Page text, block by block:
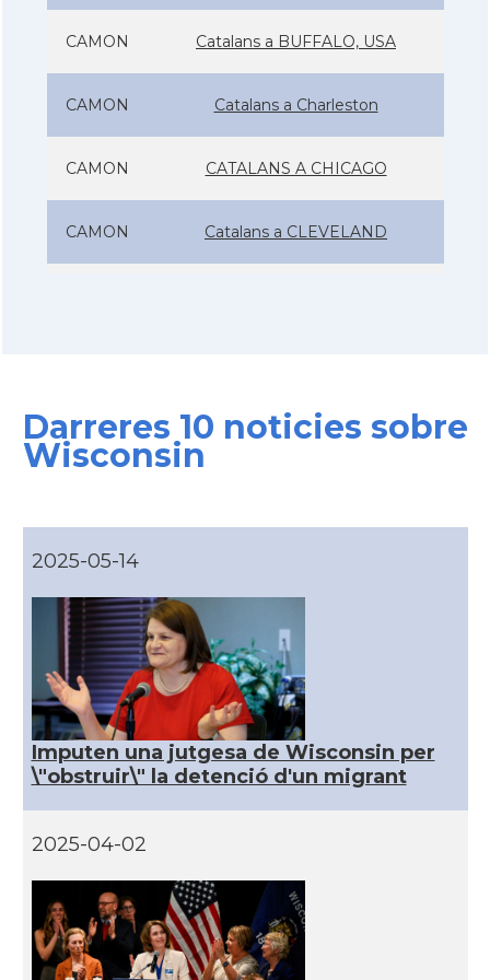
CAMON Catalans a BUFFALO, USA
CAMON Catalans a Charleston
CAMON CATALANS A CHICAGO
CAMON Catalans a CLEVELAND
CAMON Catalans a CONNECTICUT
CAMON
CAMON
CAMON Catalans a DURHAM, NC
CAMON Catalans a Hawaii
CAMON Catalans a IOWA
Darreres 10 noticies sobre
Wisconsin
2025-05-14
Imputen una jutgesa de Wisconsin per
\"obstruir\" la detenció d'un migrant
2025-04-02